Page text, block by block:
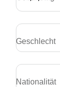
Geschlecht
Nationalität